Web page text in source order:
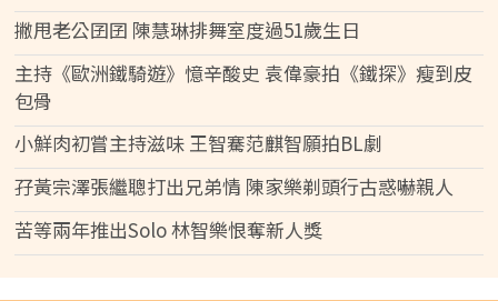
撇甩老公囝囝 陳慧琳排舞室度過51歲生日
主持《歐洲鐵騎遊》憶辛酸史 袁偉豪拍《鐵探》瘦到皮
包骨
小鮮肉初嘗主持滋味 王智騫范麒智願拍BL劇
孖黃宗澤張繼聰打出兄弟情 陳家樂剃頭行古惑嚇親人
苦等兩年推出Solo 林智樂恨奪新人獎